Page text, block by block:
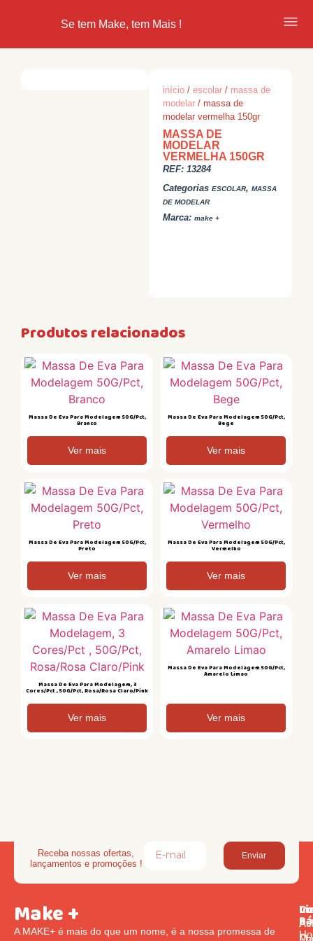
Se tem Make, tem Mais !
início /escolar / massa de
modelar / massa de
modelar vermelha 150gr
MASSA DE
MODELAR
VERMELHA 150GR
REF:13284
Categorias ESCOLAR,MASSA
DE MODELAR
Marca:make +
Produtos relacionados
Massa De Eva Para Modelagem 50G/Pct,
Branco
Ver mais
Massa De Eva Para Modelagem 50G/Pct,
Bege
Ver mais
Massa De Eva Para Modelagem 50G/Pct,
Preto
Ver mais
Massa De Eva Para Modelagem 50G/Pct,
Vermelho
Ver mais
Massa De Eva Para Modelagem, 3
Cores/Pct , 50G/Pct, Rosa/Rosa Claro/Pink
Ver mais
Massa De Eva Para Modelagem 50G/Pct,
Amarelo Limao
Ver mais
Receba nossas ofertas,
lançamentos e promoções !
Enviar
Make +
A MAKE+ é mais do que um nome, é a nossa promessa de
Av